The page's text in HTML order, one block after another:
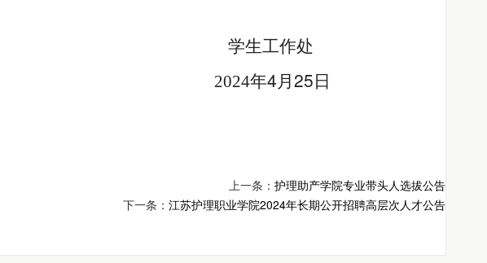
学生工作处
2024年4月 25 日
上一条： 护理助产学院专业带头人选拔公告
下一条： 江苏护理职业学院2024年长期公开招聘高层次人才公告